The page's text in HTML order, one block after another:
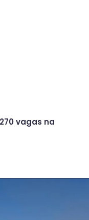
vagas na